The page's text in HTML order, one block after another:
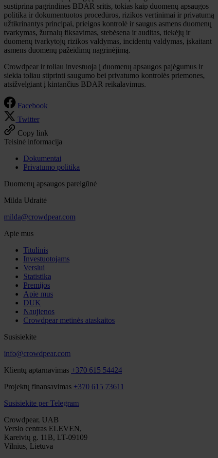
sustiprina pagrindines BDAR sritis, tokias kaip duomenų apsaugos
politika ir dokumentuotos procedūros, rizikos vertinimai ir privatumą
užtikrinantys principai, prieigos kontrolė ir saugus asmens duomenų
tvarkymas, žurnalų fiksavimas, stebėsena ir auditas, tiekėjų ir
duomenų tvarkytojų rizikos valdymas, incidentų valdymas, įskaitant
asmens duomenų pažeidimų nagrinėjimą.
Crowdpear ir toliau investuoja į duomenų apsaugos pajėgumus ir
siekia toliau stiprinti saugumo bei privatumo kontrolės priemones,
atsižvelgiant į kintančius BDAR reikalavimus.
Facebook
Twitter
Copy link
Teisinė informacija
Dokumentai
Privatumo politika
Duomenų apsaugos pareigūnė
Milda Udraitė
milda@crowdpear.com
Apie mus
Titulinis
Investuotojams
Verslui
Statistika
Premijos
Apie mus
DUK
Naujienos
Crowdpear metinės ataskaitos
Susisiekite
info@crowdpear.com
Klientų aptarnavimas +370 615 54424
Projektų finansavimas +370 615 73611
Susisiekite per Telegram
Crowdpear, UAB
Verslo centras ELEVEN,
Kareivių g. 11B, LT-09109
Vilnius, Lietuva